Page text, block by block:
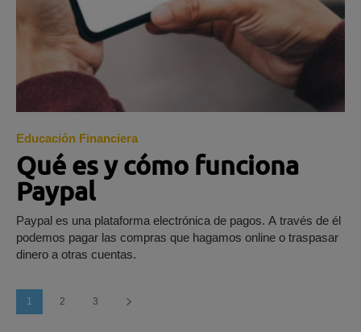
Educación Financiera
Qué es y cómo funciona
Paypal
Paypal es una plataforma electrónica de pagos. A través de él
podemos pagar las compras que hagamos online o traspasar
dinero a otras cuentas.
1 2 3